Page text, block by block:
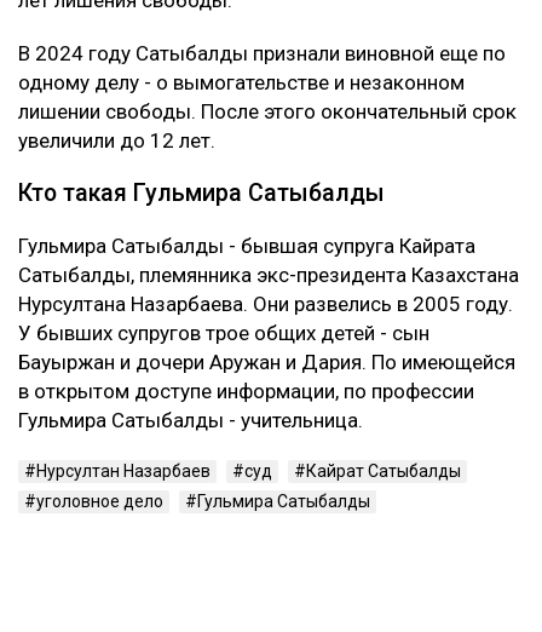
понимает предъявленного ей обвинения и не считает
себя виновной в том, что у Жунусова образовался
многомиллиардный долг перед банком.
назначенным 12 годам лишения свободы новый
срок не добавили. С Сатыбалды постановили
взыскать более 8 млрд тенге.
Это уже четвертое уголовное дело
Первые два приговора Сатыбалды вынесли в 2023
году. Ее судили по делам о самоуправстве,
похищении человека, присвоении и растрате
лет лишения свободы.